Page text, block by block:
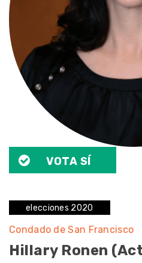
VOTA SÍ
elecciones 2020
Condado de San Francisco
Hillary Ronen